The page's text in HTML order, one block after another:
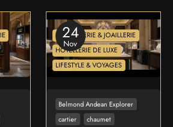
24
Nov
HORLOGERIE & JOAILLERIE
HÔTELLERIE DE LUXE
LIFESTYLE & VOYAGES
Belmond Andean Explorer
cartier
chaumet